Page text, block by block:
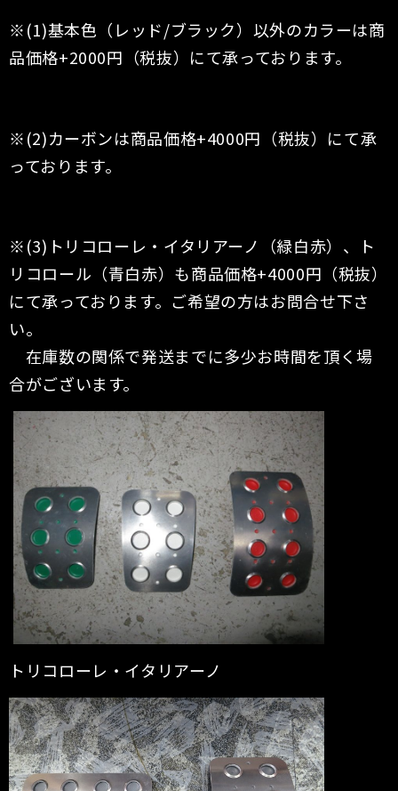
※(1)基本色（レッド/ブラック）以外のカラーは商
品価格+2000円（税抜）にて承っております。
※(2)カーボンは商品価格+4000円（税抜）にて承
っております。
※(3)トリコローレ・イタリアーノ（緑白赤）、ト
リコロール（青白赤）も商品価格+4000円（税抜）
にて承っております。ご希望の方はお問合せ下さ
い。
在庫数の関係で発送までに多少お時間を頂く場
合がございます。
トリコローレ・イタリアーノ